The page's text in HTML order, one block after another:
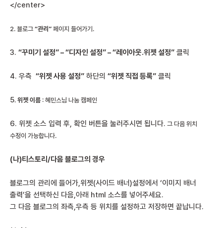
</center>
2. 블로그 “관리” 페이지 들어가기.
3. “꾸미기 설정” – “디자인 설정” – “레이아웃.위젯 설정” 클릭
4. 우측 “위젯 사용 설정” 하단의 “위젯 직접 등록” 클릭
5. 위젯 이름 : 혜민스님 나눔 캠페인
6. 위젯 소스 입력 후, 확인 버튼을 눌러주시면 됩니다. 그 다음 위치
수정이 가능합니다.
(나)티스토리/다음 블로그의 경우
블로그의 관리에 들어가,위젯(사이드 배너)설정에서 ‘이미지 배너
출력’을 선택하신 다음,아래 html 소스를 넣어주세요.
그 다음 블로그의 좌측,우측 등 위치를 설정하고 저장하면 끝납니다.